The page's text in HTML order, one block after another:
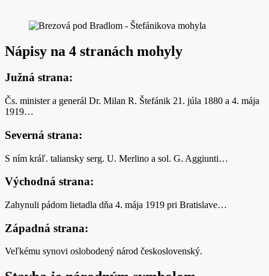
Nápisy na 4 stranách mohyly
Južná strana:
Čs. minister a generál Dr. Milan R. Štefánik 21. júla 1880 a 4. mája
1919…
Severná strana:
S ním kráľ. taliansky serg. U. Merlino a sol. G. Aggiunti…
Východná strana:
Zahynuli pádom lietadla dňa 4. mája 1919 pri Bratislave…
Západná strana:
Veľkému synovi oslobodený národ československý.